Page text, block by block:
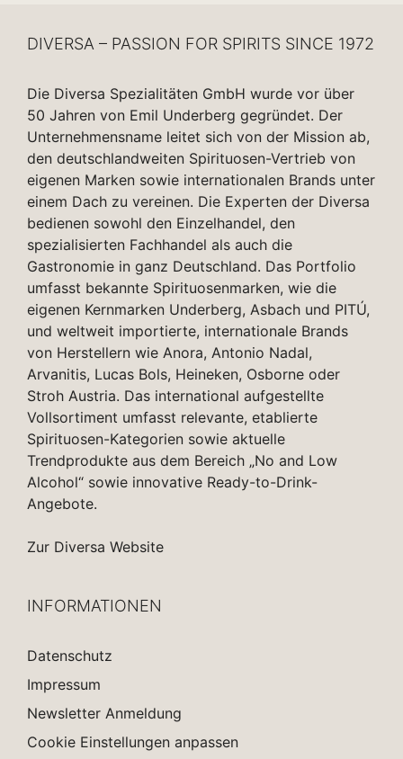
DIVERSA – PASSION FOR SPIRITS SINCE 1972
Die Diversa Spezialitäten GmbH wurde vor über
50 Jahren von Emil Underberg gegründet. Der
Unternehmensname leitet sich von der Mission ab,
den deutschlandweiten Spirituosen-Vertrieb von
eigenen Marken sowie internationalen Brands unter
einem Dach zu vereinen. Die Experten der Diversa
bedienen sowohl den Einzelhandel, den
spezialisierten Fachhandel als auch die
Gastronomie in ganz Deutschland. Das Portfolio
umfasst bekannte Spirituosenmarken, wie die
eigenen Kernmarken Underberg, Asbach und PITÚ,
und weltweit importierte, internationale Brands
von Herstellern wie Anora, Antonio Nadal,
Arvanitis, Lucas Bols, Heineken, Osborne oder
Stroh Austria. Das international aufgestellte
Vollsortiment umfasst relevante, etablierte
Spirituosen-Kategorien sowie aktuelle
Trendprodukte aus dem Bereich „No and Low
Alcohol“ sowie innovative Ready-to-Drink-
Angebote.
Zur Diversa Website
INFORMATIONEN
Datenschutz
Impressum
Newsletter Anmeldung
Cookie Einstellungen anpassen